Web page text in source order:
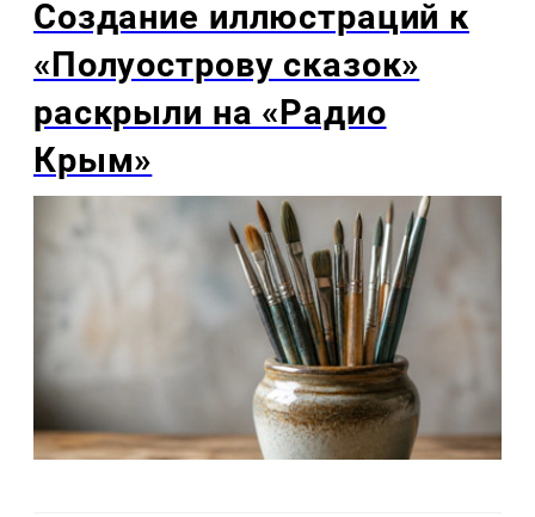
Создание иллюстраций к
«Полуострову сказок»
раскрыли на «Радио
Крым»